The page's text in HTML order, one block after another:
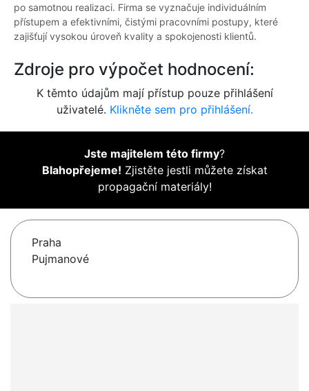
po samotnou realizaci. Firma se vyznačuje individuálním
přístupem a efektivními, čistými pracovními postupy, které
zajišťují vysokou úroveň kvality a spokojenosti klientů.
Zdroje pro výpočet hodnocení:
K těmto údajům mají přístup pouze přihlášení
uživatelé. Klikněte sem pro přihlášení.
Jste majitelem této firmy?
Blahopřejeme! Zjistěte jestli můžete získat
propagační materiály!
Praha
Pujmanové